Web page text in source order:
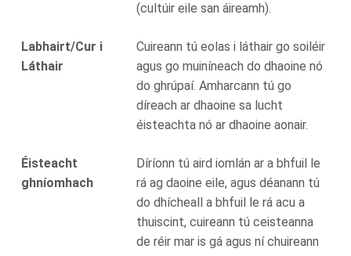
(cultúir eile san áireamh).
Labhairt/Cur i
Láthair
Cuireann tú eolas i láthair go soiléir
agus go muiníneach do dhaoine nó
do ghrúpaí. Amharcann tú go
díreach ar dhaoine sa lucht
éisteachta nó ar dhaoine aonair.
Éisteacht
ghníomhach
Díríonn tú aird iomlán ar a bhfuil le
rá ag daoine eile, agus déanann tú
do dhícheall a bhfuil le rá acu a
thuiscint, cuireann tú ceisteanna
de réir mar is gá agus ní chuireann